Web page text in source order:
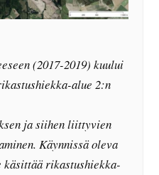
(2017-2019) kuului
alue 2:n
ja siihen liittyvien
Käynnissä oleva
käsittää rikastushiekka-